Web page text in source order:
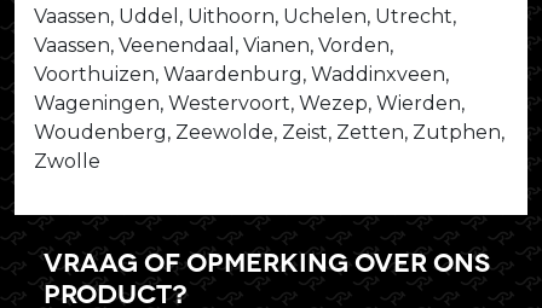
Vaassen, Uddel, Uithoorn, Uchelen, Utrecht,
Vaassen, Veenendaal, Vianen, Vorden,
Voorthuizen, Waardenburg, Waddinxveen,
Wageningen, Westervoort, Wezep, Wierden,
Woudenberg, Zeewolde, Zeist, Zetten, Zutphen,
Zwolle
Vraag of opmerking over ons
product?